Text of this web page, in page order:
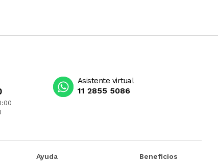
Asistente virtual
11 2855 5086
Ayuda Beneficios